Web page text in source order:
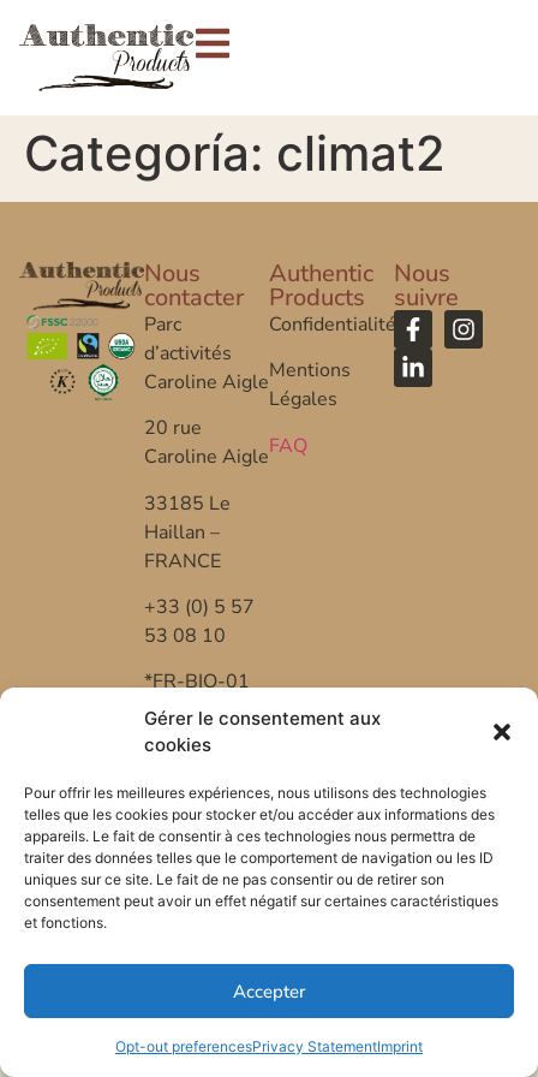
Gérer le consentement aux
cookies
Pour offrir les meilleures expériences, nous utilisons des technologies
telles que les cookies pour stocker et/ou accéder aux informations des
appareils. Le fait de consentir à ces technologies nous permettra de
traiter des données telles que le comportement de navigation ou les ID
uniques sur ce site. Le fait de ne pas consentir ou de retirer son
consentement peut avoir un effet négatif sur certaines caractéristiques
et fonctions.
Accepter
Opt-out preferencesPrivacy StatementImprint
Categoría: climat2
Nous
contacter
Parc
d’activités
Caroline Aigle
20 rue
Caroline Aigle
33185 Le
Haillan –
FRANCE
+33 (0) 5 57
53 08 10
*FR-BIO-01
Authentic
Products
Confidentialité
Mentions
Légales
FAQ
Nous
suivre